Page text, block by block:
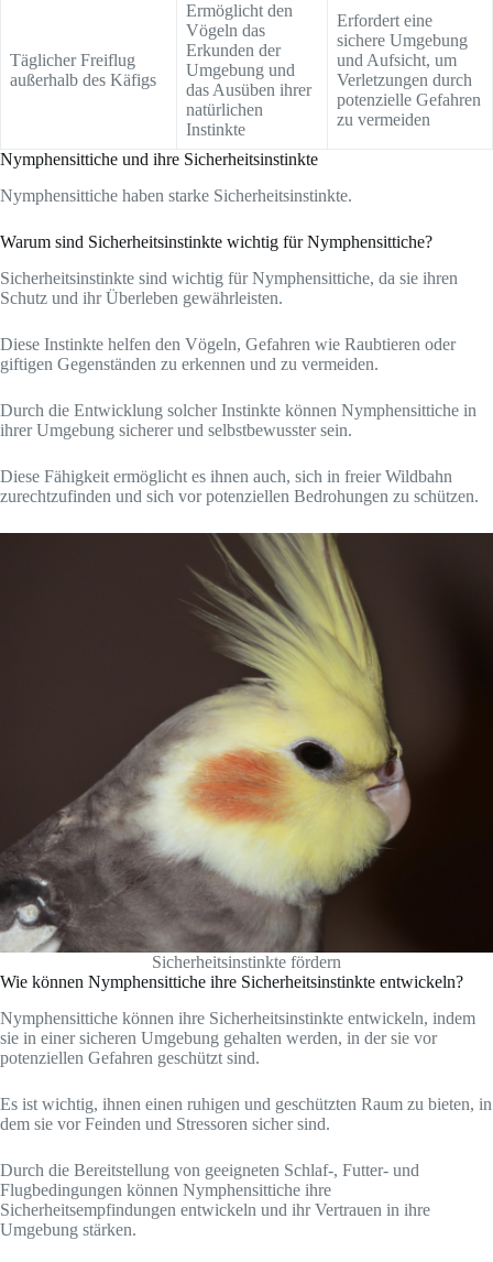
Täglicher Freiflug
außerhalb des Käfigs
Ermöglicht den
Vögeln das
Erkunden der
Umgebung und
das Ausüben ihrer
natürlichen
Instinkte
Erfordert eine
sichere Umgebung
und Aufsicht, um
Verletzungen durch
potenzielle Gefahren
zu vermeiden
Nymphensittiche und ihre Sicherheitsinstinkte
Nymphensittiche haben starke Sicherheitsinstinkte.
Warum sind Sicherheitsinstinkte wichtig für Nymphensittiche?
Sicherheitsinstinkte sind wichtig für Nymphensittiche, da sie ihren
Schutz und ihr Überleben gewährleisten.
Diese Instinkte helfen den Vögeln, Gefahren wie Raubtieren oder
giftigen Gegenständen zu erkennen und zu vermeiden.
Durch die Entwicklung solcher Instinkte können Nymphensittiche in
ihrer Umgebung sicherer und selbstbewusster sein.
Diese Fähigkeit ermöglicht es ihnen auch, sich in freier Wildbahn
zurechtzufinden und sich vor potenziellen Bedrohungen zu schützen.
Sicherheitsinstinkte fördern
Wie können Nymphensittiche ihre Sicherheitsinstinkte entwickeln?
Nymphensittiche können ihre Sicherheitsinstinkte entwickeln, indem
sie in einer sicheren Umgebung gehalten werden, in der sie vor
potenziellen Gefahren geschützt sind.
Es ist wichtig, ihnen einen ruhigen und geschützten Raum zu bieten, in
dem sie vor Feinden und Stressoren sicher sind.
Durch die Bereitstellung von geeigneten Schlaf-, Futter- und
Flugbedingungen können Nymphensittiche ihre
Sicherheitsempfindungen entwickeln und ihr Vertrauen in ihre
Umgebung stärken.